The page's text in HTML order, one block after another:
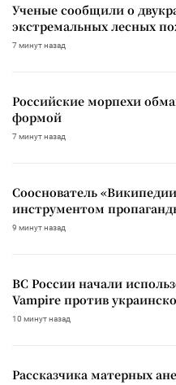
Ученые сообщили о
экстремальных лесных
7 минут назад
Российские морпехи
формой
7 минут назад
Сооснователь
инструментом
9 минут назад
ВС России начали
Vampire против
10 минут назад
Рассказчика матерных